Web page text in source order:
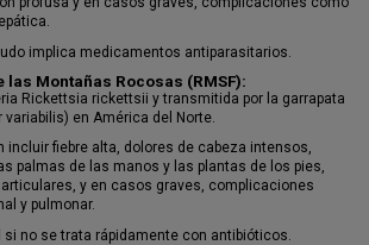
implica medicamentos antiparasitarios.
las Montañas Rocosas (RMSF):
Rickettsia rickettsii y transmitida por la garrapata
en América del Norte.
incluir fiebre alta, dolores de cabeza intensos,
palmas de las manos y las plantas de los pies,
y en casos graves, complicaciones
y pulmonar.
si no se trata rápidamente con antibióticos.